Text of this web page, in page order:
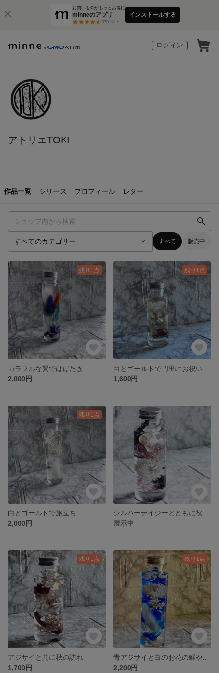
お買いものがもっとお得に
minneのアプリ
3万件以上
インストールする
ログイン
アトリエTOKI
作品一覧 シリーズ プロフィール レター
すべて 販売中
残り1点
カラフルな翼ではばたき
2,000円
残り1点
白とゴールドで門出にお祝い
1,600円
残り1点
白とゴールドで旅立ち
2,000円
展示中
残り1点
アジサイと共に秋の訪れ
1,700円
残り1点
2,200円